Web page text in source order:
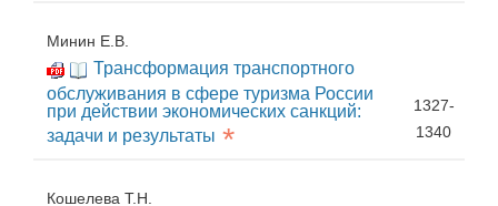
Минин Е.В.
Трансформация транспортного
обслуживания в сфере туризма России
при действии экономических санкций:
задачи и результаты *
1327-
1340
Кошелева Т.Н.